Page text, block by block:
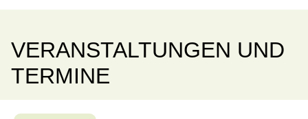
VERANSTALTUNGEN UND
TERMINE